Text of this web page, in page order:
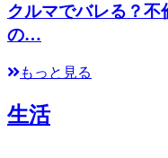
クルマでバレる？不
の…
もっと見る
生活